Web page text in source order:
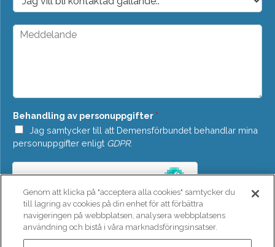
t
*
o
p
M
a
d
e
*
Behandling av personuppgifter *
Jag samtycker till att Demensförbundet behandlar mina
personuppgifter enligt GDPR.
SKICKA
Genom att klicka på "acceptera alla cookies" samtycker du
till lagring av cookies på din enhet för att förbättra
navigeringen på webbplatsen, analysera webbplatsens
användning och bistå i våra marknadsföringsinsatser.